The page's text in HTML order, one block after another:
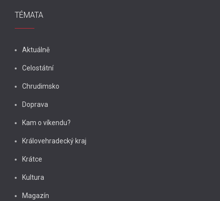
TÉMATA
Aktuálně
Celostátní
Chrudimsko
Doprava
Kam o víkendu?
Královehradecký kraj
Krátce
Kultura
Magazín